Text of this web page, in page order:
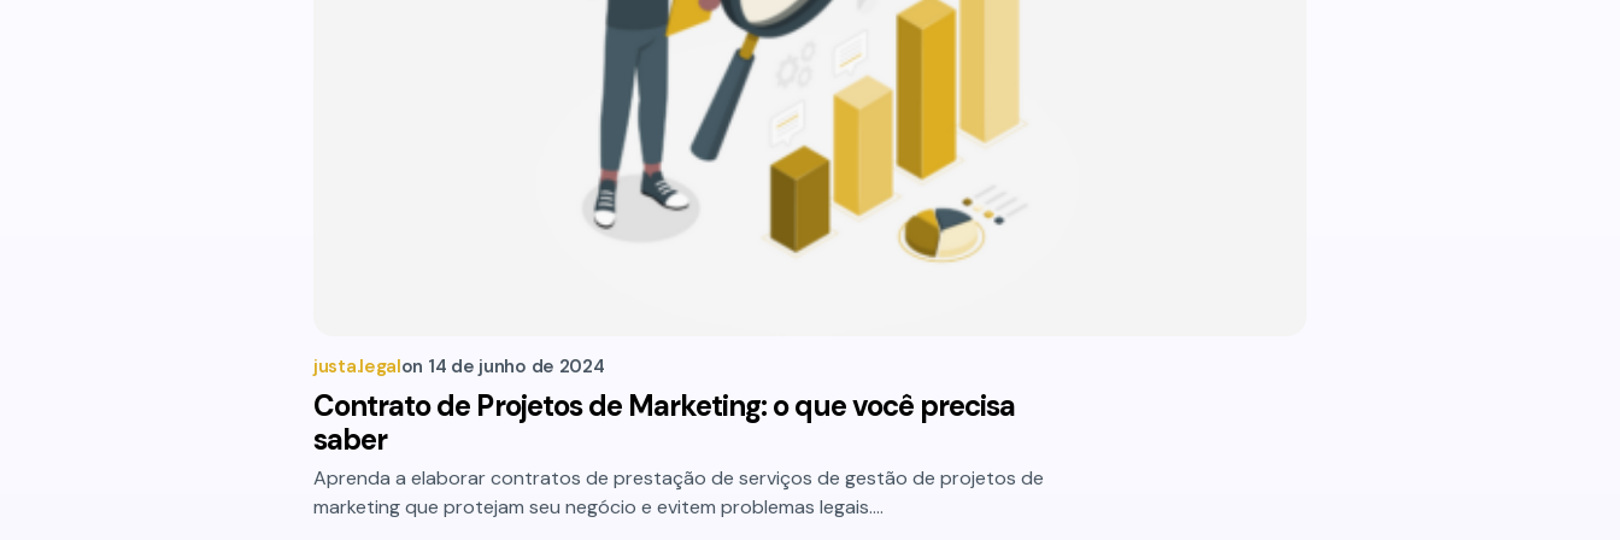
justa.legalon 14 de junho de 2024
Contrato de Projetos de Marketing: o que você precisa
saber
Aprenda a elaborar contratos de prestação de serviços de gestão de projetos de
marketing que protejam seu negócio e evitem problemas legais.…